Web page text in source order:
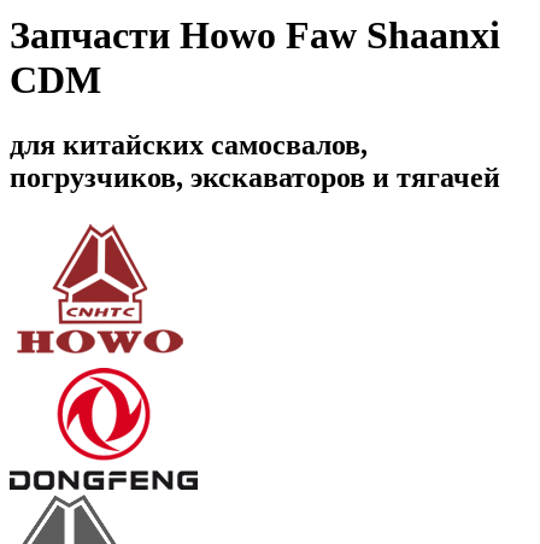
Запчасти Howo Faw Shaanxi
CDM
для китайских самосвалов,
погрузчиков, экскаваторов и тягачей